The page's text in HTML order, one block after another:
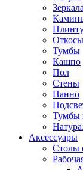
Зеркала
Откосы
Тумбы
Кашпо
Пол
Стены
Панно
Тумбы
Аксессуары
Столы